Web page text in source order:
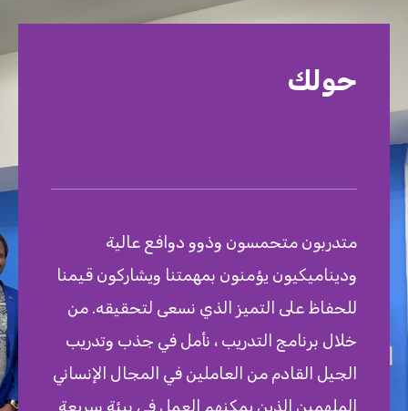
حولك
متدربون متحمسون وذوو دوافع عالية
وديناميكيون يؤمنون بمهمتنا ويشاركون قيمنا
للحفاظ على التميز الذي نسعى لتحقيقه. من
خلال برنامج التدريب ، نأمل في جذب وتدريب
الجيل القادم من العاملين في المجال الإنساني
الملهمين الذين يمكنهم العمل في بيئة سريعة